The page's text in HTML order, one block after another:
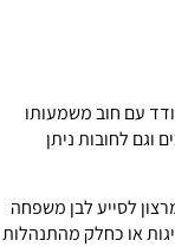
עם חוב משמעותו
וגם לחובות ניתן
לסייע לבן משפחה
או כחלק מהתנהלות